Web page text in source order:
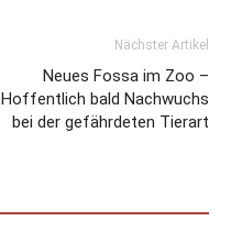
Nächster Artikel
Neues Fossa im Zoo –
Hoffentlich bald Nachwuchs
bei der gefährdeten Tierart